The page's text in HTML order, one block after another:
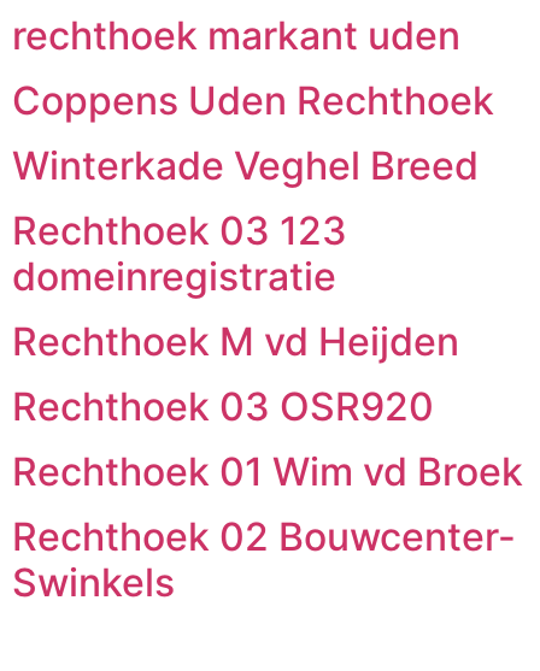
rechthoek markant uden
Coppens Uden Rechthoek
Winterkade Veghel Breed
Rechthoek 03 123
domeinregistratie
Rechthoek M vd Heijden
Rechthoek 03 OSR920
Rechthoek 01 Wim vd Broek
Rechthoek 02 Bouwcenter-
Swinkels